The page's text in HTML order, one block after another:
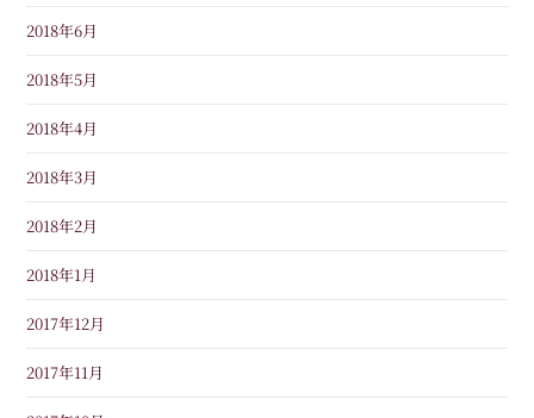
2018年6月
2018年5月
2018年4月
2018年3月
2018年2月
2018年1月
2017年12月
2017年11月